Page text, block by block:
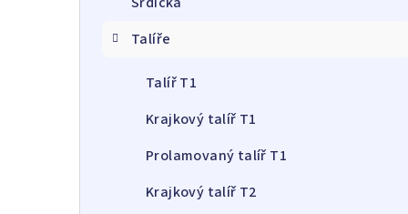
Talíře
Talíř T1
Krajkový talíř T1
Prolamovaný talíř T1
Krajkový talíř T2